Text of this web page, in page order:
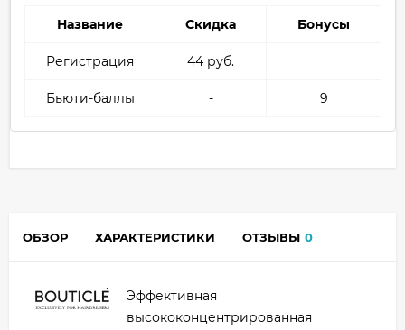
Название Скидка Бонусы
Регистрация 44 руб.
Бьюти-баллы - 9
ОБЗОР ХАРАКТЕРИСТИКИ ОТЗЫВЫ 0
Эффективная
высококонцентрированная